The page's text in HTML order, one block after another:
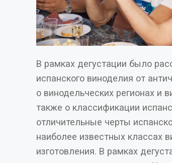
В рамках дегустации было
испанского виноделия от античных времён до сегодняшнего дня,
о винодельческих регионах и винном законодательстве
также о классификации
отличительные черты
наиболее известных классах вин и особенностях технологии их
изготовления. В рамках дегустации можно было